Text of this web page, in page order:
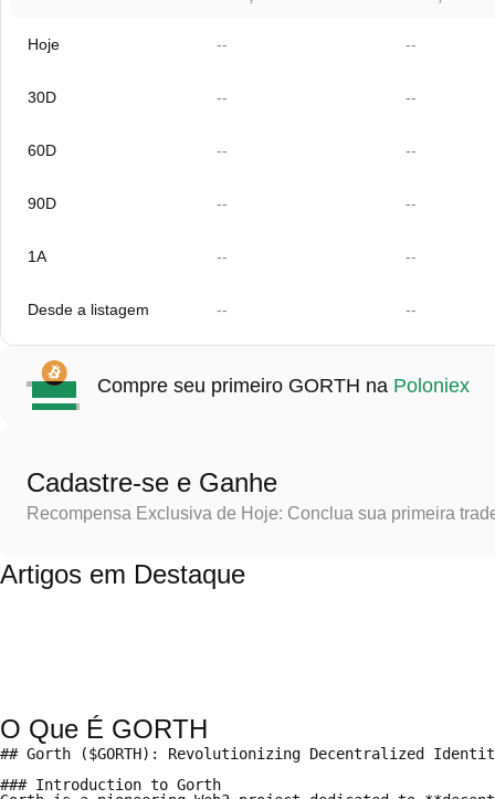
Hoje -- --
30D -- --
60D -- --
90D -- --
1A -- --
Desde a listagem -- --
Compre seu primeiro GORTH na Poloniex
Cadastre-se e Ganhe
Recompensa Exclusiva de Hoje: Conclua sua primeira
Artigos em Destaque
O Que É GORTH
## Gorth ($GORTH): Revolutionizing Decentralized
### Introduction to Gorth